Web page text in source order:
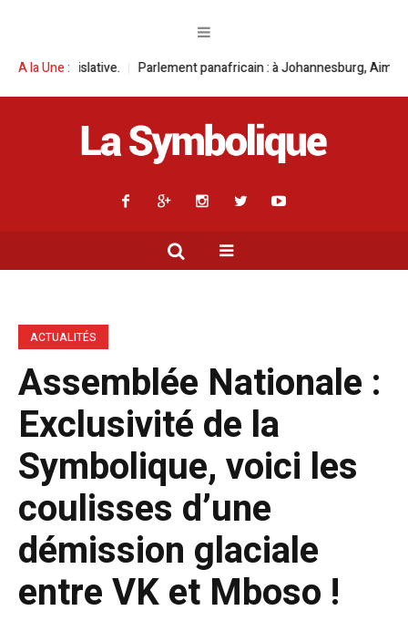
A la Une :
Parlement panafricain : à Johannesburg, Aimé Boji Sangara multiplie
ACTUALITÉS
Assemblée Nationale :
Exclusivité de la
Symbolique, voici les
coulisses d’une
démission glaciale
entre VK et Mboso !